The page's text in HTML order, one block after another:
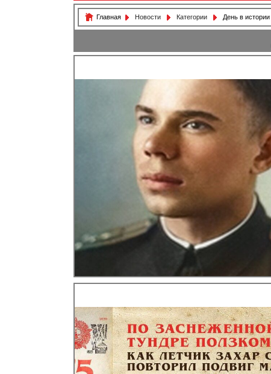
Главная Новости Категории День в истории